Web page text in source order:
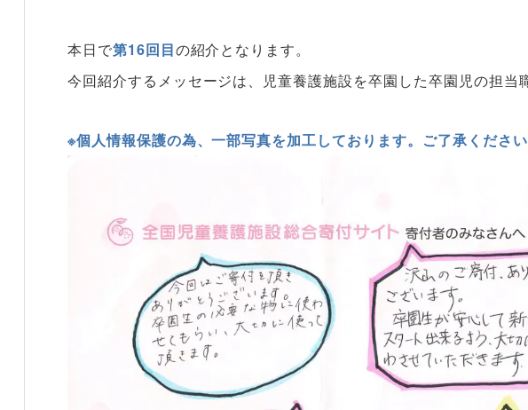
本日で第16回目の紹介となります。
今回紹介するメッセージは、児童養護施設を卒園した卒園児の担当
※個人情報保護の為、一部写真を加工しております。ご了承ください